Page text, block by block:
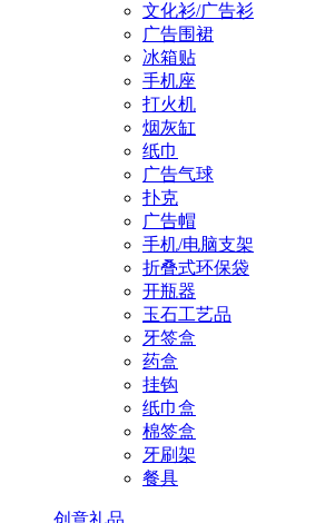
文化衫/广告衫
广告围裙
冰箱贴
手机座
打火机
烟灰缸
纸巾
广告气球
扑克
广告帽
手机/电脑支架
折叠式环保袋
开瓶器
玉石工艺品
牙签盒
药盒
挂钩
纸巾盒
棉签盒
牙刷架
餐具
创意礼品